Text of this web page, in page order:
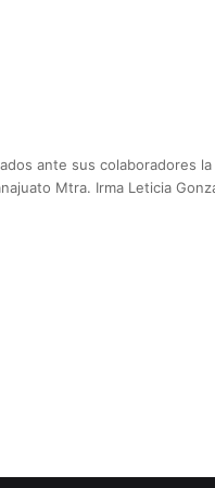
ante sus colaboradores la
Mtra. Irma Leticia